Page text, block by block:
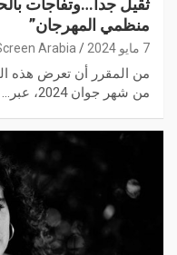
ثقيل جدا…وتفاجأت
منظمي المهرجان”
7 مايو 2024 Arabia
من المقرر أن تعرض هذه
من شهر جوان 2024، عبر…